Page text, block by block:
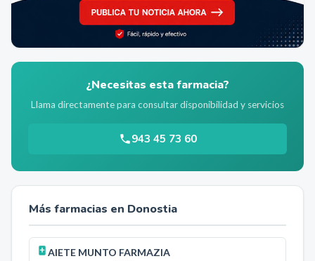
¿Necesitas esta farmacia?
Llama directamente para consultar disponibilidad y servicios
943 45 73 60
Más farmacias en Donostia
AIETE MUNTO FARMAZIA